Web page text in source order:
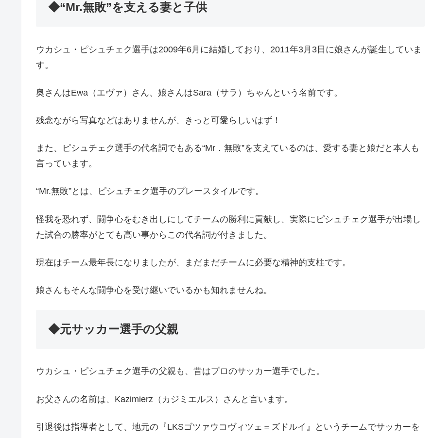
◆“Mr.無敗”を支える妻と子供
ウカシュ・ピシュチェク選手は2009年6月に結婚しており、2011年3月3日に娘さんが誕生していま
す。
奥さんはEwa（エヴァ）さん、娘さんはSara（サラ）ちゃんという名前です。
残念ながら写真などはありませんが、きっと可愛らしいはず！
また、ピシュチェク選手の代名詞でもある“Mr．無敗”を支えているのは、愛する妻と娘だと本人も
言っています。
“Mr.無敗”とは、ピシュチェク選手のプレースタイルです。
怪我を恐れず、闘争心をむき出しにしてチームの勝利に貢献し、実際にピシュチェク選手が出場し
た試合の勝率がとても高い事からこの代名詞が付きました。
現在はチーム最年長になりましたが、まだまだチームに必要な精神的支柱です。
娘さんもそんな闘争心を受け継いでいるかも知れませんね。
◆元サッカー選手の父親
ウカシュ・ピシュチェク選手の父親も、昔はプロのサッカー選手でした。
お父さんの名前は、Kazimierz（カジミエルス）さんと言います。
引退後は指導者として、地元の『LKSゴツァウコヴィツェ＝ズドルイ』というチームでサッカーを